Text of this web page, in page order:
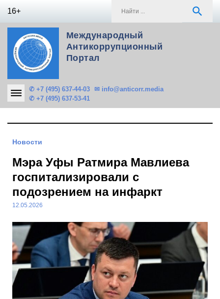
16+ search
Международный
Антикоррупционный
Портал
✆ +7 (495) 637-44-03
✆ +7 (495) 637-53-41
✉ info@anticorr.media
Новости
Мэра Уфы Ратмира Мавлиева
госпитализировали с
подозрением на инфаркт
12.05.2026